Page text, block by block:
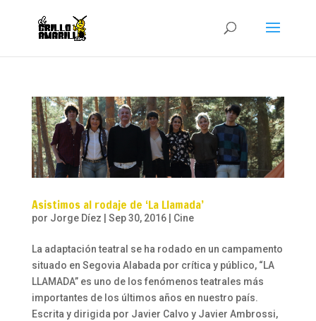
Asistimos al rodaje de ‘La Llamada’
por Jorge Díez Sep 30, 2016| Cine
La adaptación teatral se ha rodado en un campamento
situado en Segovia Alabada por crítica y público, “LA
LLAMADA” es uno de los fenómenos teatrales más
importantes de los últimos años en nuestro país.
Escrita y dirigida por Javier Calvo y Javier Ambrossi,